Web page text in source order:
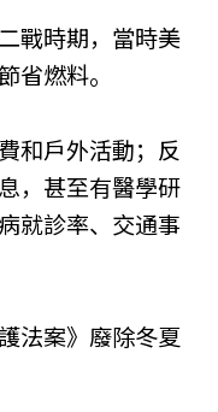
戰時期，當時美
省燃料。
和戶外活動；反
，甚至有醫學研
就診率、交通事
法案》廢除冬夏